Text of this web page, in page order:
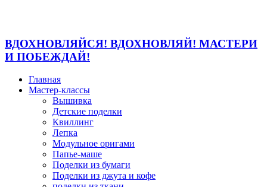
ВДОХНОВЛЯЙСЯ! ВДОХНОВЛЯЙ! МАСТЕРИ
И ПОБЕЖДАЙ!
Главная
Мастер-классы
Вышивка
Детские поделки
Квиллинг
Лепка
Модульное оригами
Папье-маше
Поделки из бумаги
Поделки из джута и кофе